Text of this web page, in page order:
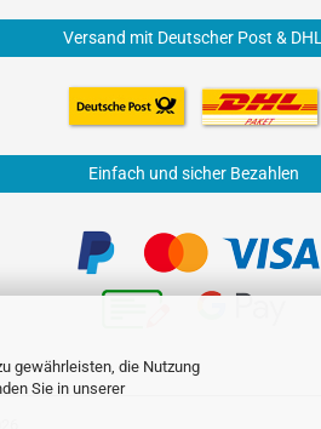
gewährleisten, die Nutzung
Sie in unserer
Versand mit Deutscher Post & DHL
Einfach und sicher Bezahlen